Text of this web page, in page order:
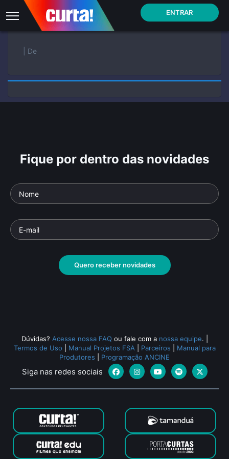
ENTRAR
| De
Fique por dentro das novidades
Quero receber novidades
Dúvidas? Acesse nossa FAQ ou fale com a nossa equipe.
Termos de Uso
Manual Projetos FSA Parceiros
Manual para
Produtores
Programação ANCINE
Siga nas redes sociais